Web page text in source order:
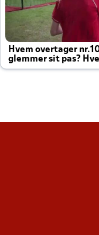
Hvem overtager
glemmer sit pas?
altid til efter kampe?